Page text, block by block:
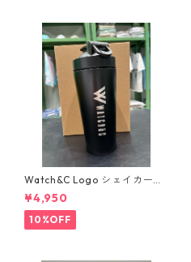
Watch&C Logo シェイカー
Web限定10個‼️
¥4,950
10%OFF